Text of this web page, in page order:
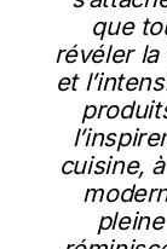
que
révéler la
et
cuisine,